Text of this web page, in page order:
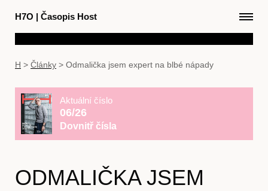
H7O | Časopis Host
H > Články > Odmalička jsem expert na blbé nápady
Aktuální číslo
06/26
Dovnitř čísla
ODMALIČKA JSEM